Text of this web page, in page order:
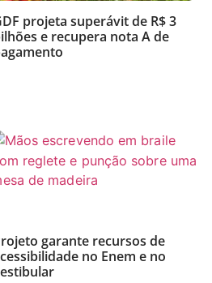
projeta superávit de R$ 3
e recupera nota A de
garante recursos de
no Enem e no